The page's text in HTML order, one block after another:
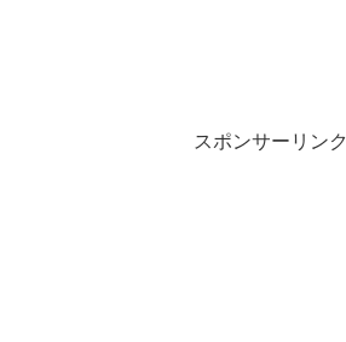
スポンサーリンク